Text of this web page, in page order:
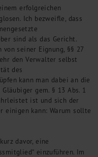
erfolgreichen
Ich bezweifle, dass
sind als das Gericht.
von seiner Eignung, §§ 27
den Verwalter selbst
des
kann man dabei an die
gem. § 13 Abs. 1
ist und sich der
einigen kann: Warum sollte
davor, eine
einzuführen. Im